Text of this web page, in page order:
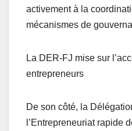
activement à la
mécanismes de
La DER-FJ mise sur
entrepreneurs
De son côté, la
l’Entrepreneuriat rapide